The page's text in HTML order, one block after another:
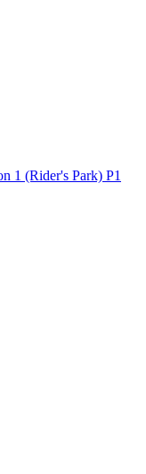
1 (Rider's Park) P1